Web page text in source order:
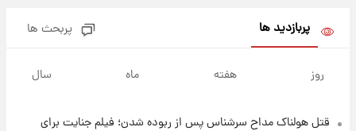
شوید+ فیلم
۶ ساعت پیش
پربازدید ها پربحث ها
روز هفته ماه سال
قتل هولناک مداح سرشناس پس از ربوده شدن؛ فیلم جنایت برای